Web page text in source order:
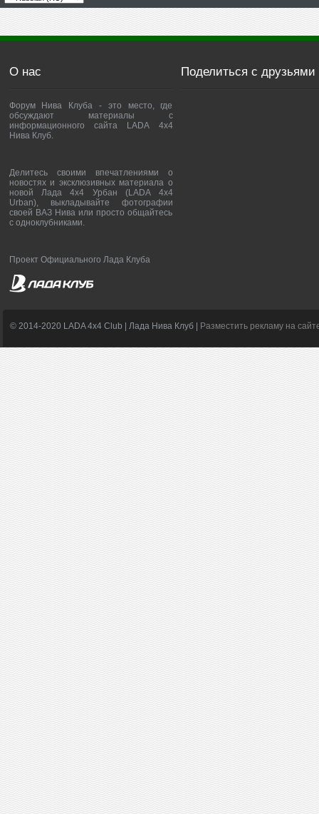
О нас
Форум Нива Клуба - это место, где
обсуждают материалы с
информационного сайта LADA 4x4
Нива Клуб.
Делитесь своими впечатлениями о
новостях и эксклюзивных материала о
новой Лада 4х4 Урбан (LADA 4x4
Urban), выкладывайте фотографии
своей ВАЗ Нива или просто общайтесь
с одноклубниками.
Проект Официального Лада Клуба
Поделиться с друзьями
© 2014-2020 LADA 4x4 Club | Лада Нива Клуб | Разместить рекламу на